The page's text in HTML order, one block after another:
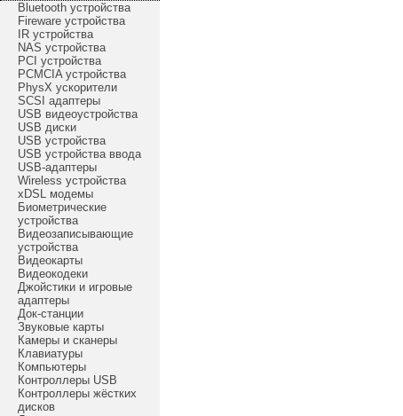
Bluetooth устройства
Fireware устройства
IR устройства
NAS устройства
PCI устройства
PCMCIA устройства
PhysX ускорители
SCSI адаптеры
USB видеоустройства
USB диски
USB устройства
USB устройства ввода
USB-адаптеры
Wireless устройства
xDSL модемы
Биометрические
устройства
Видеозаписывающие
устройства
Видеокарты
Видеокодеки
Джойстики и игровые
адаптеры
Док-станции
Звуковые карты
Камеры и сканеры
Клавиатуры
Компьютеры
Контроллеры USB
Контроллеры жёстких
дисков